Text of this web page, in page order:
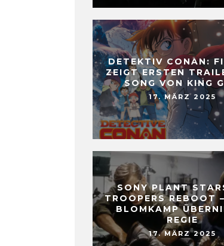
DETEKTIV CONAN:
ZEIGT ERSTEN
SONG VON KING
17. MÄRZ 2025
SONY PLANT
TROOPERS REBOOT
BLOMKAMP
REGIE
17. MÄRZ 2025